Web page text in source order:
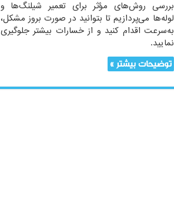
بررسی روش‌های مؤثر برای تعمیر شیلنگ‌ها و
لوله‌ها می‌پردازیم تا بتوانید در صورت بروز مشکل،
به‌سرعت اقدام کنید و از خسارات بیشتر جلوگیری
نمایید.
توضیحات بیشتر »